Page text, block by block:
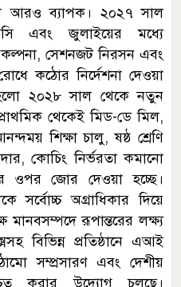
আরও ব্যাপক। ২০২৭ সাল
এবং জুলাইয়ের মধ্যে
সেশনজট নিরসন এবং
কঠোর নির্দেশনা দেওয়া
হলো ২০২৮ সাল থেকে নতুন
থেকেই মিড-ডে মিল,
শিক্ষা চালু, ষষ্ঠ শ্রেণি
কোচিং নির্ভরতা কমানো
ওপর জোর দেওয়া হচ্ছে।
সর্বোচ্চ অগ্রাধিকার দিয়ে
রূপান্তরের লক্ষ্য
বিভিন্ন প্রতিষ্ঠানে এআই
সম্প্রসারণ এবং দেশীয়
করার উদ্যোগ চলছে।